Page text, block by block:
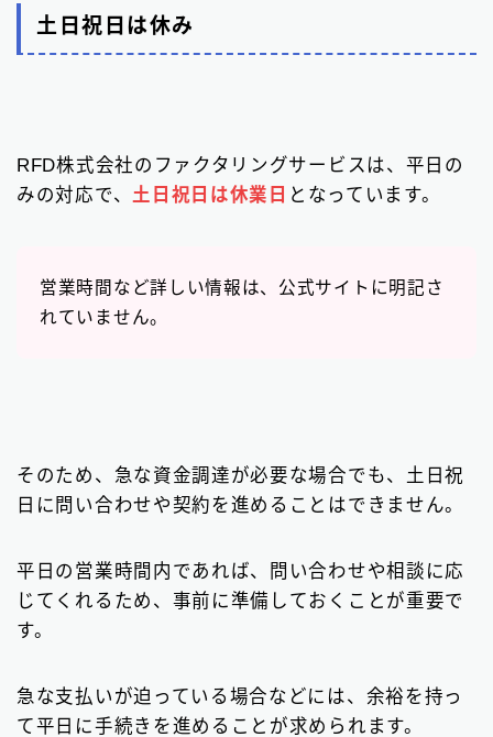
土日祝日は休み
RFD株式会社のファクタリングサービスは、平日の
みの対応で、 土日祝日は休業日 となっています。
営業時間など詳しい情報は、公式サイトに明記さ
れていません。
そのため、急な資金調達が必要な場合でも、土日祝
日に問い合わせや契約を進めることはできません。
平日の営業時間内であれば、問い合わせや相談に応
じてくれるため、事前に準備しておくことが重要で
す。
急な支払いが迫っている場合などには、余裕を持っ
て平日に手続きを進めることが求められます。